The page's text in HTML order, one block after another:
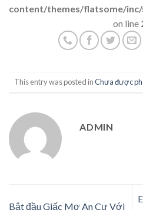
content/themes/flatsome/
on line
This entry was posted inChưa được
ADMIN
Bắt đầu Giấc Mơ An Cư Với